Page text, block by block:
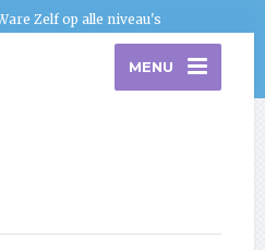
Zelf op alle niveau's
MENU